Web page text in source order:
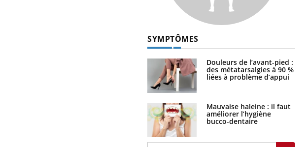
SYMPTÔMES
Douleurs de l’avant-pied :
des métatarsalgies à 90 %
liées à problème d’appui
Mauvaise haleine : il faut
améliorer l’hygiène
bucco-dentaire